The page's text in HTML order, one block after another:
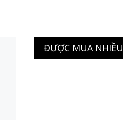
ĐƯỢC MUA NHIỀU